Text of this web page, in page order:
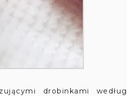
drobinkami według